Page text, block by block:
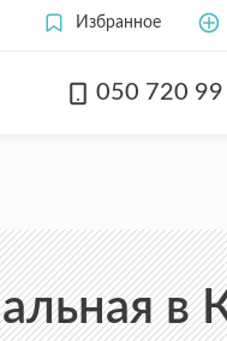
Избранное
050 720 99
в